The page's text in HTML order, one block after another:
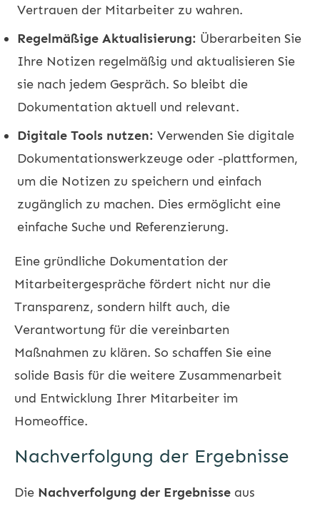
Vertrauen der Mitarbeiter zu wahren.
Regelmäßige Aktualisierung: Überarbeiten Sie
Ihre Notizen regelmäßig und aktualisieren Sie
sie nach jedem Gespräch. So bleibt die
Dokumentation aktuell und relevant.
Digitale Tools nutzen: Verwenden Sie digitale
Dokumentationswerkzeuge oder -plattformen,
um die Notizen zu speichern und einfach
zugänglich zu machen. Dies ermöglicht eine
einfache Suche und Referenzierung.
Eine gründliche Dokumentation der
Mitarbeitergespräche fördert nicht nur die
Transparenz, sondern hilft auch, die
Verantwortung für die vereinbarten
Maßnahmen zu klären. So schaffen Sie eine
solide Basis für die weitere Zusammenarbeit
und Entwicklung Ihrer Mitarbeiter im
Homeoffice.
Nachverfolgung der Ergebnisse
Die Nachverfolgung der Ergebnisse aus